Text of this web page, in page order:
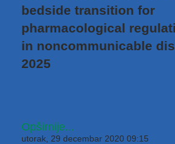
bedside transition for
pharmacological
in noncommunicable
2025
Opširnije...
utorak, 29 decembar 2020 09:15